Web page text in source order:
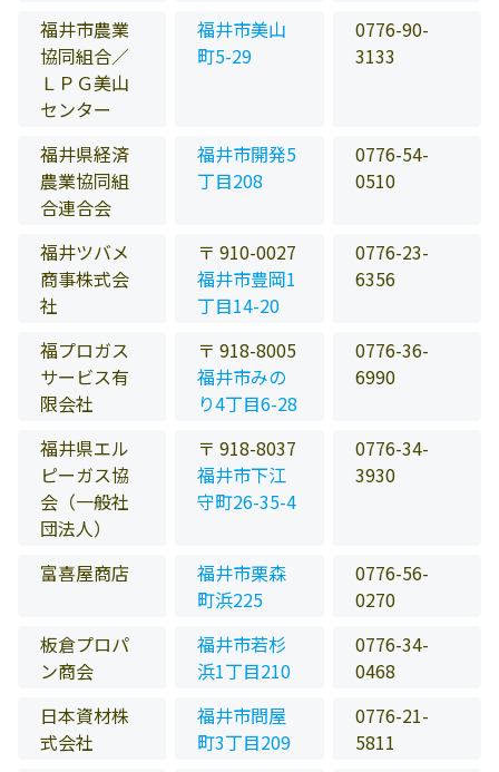
福井市農業
協同組合／
ＬＰＧ美山
センター
福井市美山
町5-29
0776-90-
3133
福井県経済
農業協同組
合連合会
福井市開発5
丁目208
0776-54-
0510
福井ツバメ
商事株式会
社
〒 910-0027
福井市豊岡1
丁目14-20
0776-23-
6356
福プロガス
サービス有
限会社
〒 918-8005
福井市みの
り4丁目6-28
0776-36-
6990
福井県エル
ピーガス協
会（一般社
団法人）
〒 918-8037
福井市下江
守町26-35-4
0776-34-
3930
富喜屋商店
福井市栗森
町浜225
0776-56-
0270
板倉プロパ
ン商会
福井市若杉
浜1丁目210
0776-34-
0468
日本資材株
式会社
福井市問屋
町3丁目209
0776-21-
5811